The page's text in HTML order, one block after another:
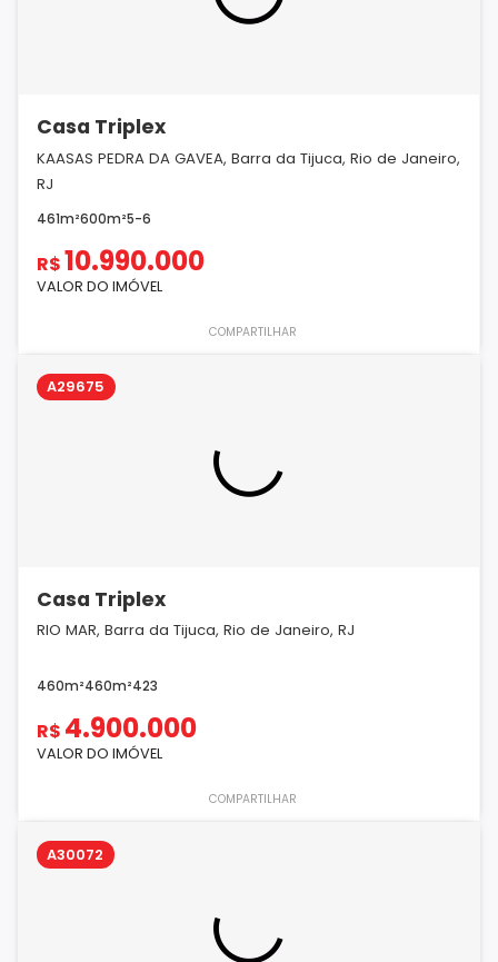
Casa Triplex
KAASAS PEDRA DA GAVEA, Barra da Tijuca, Rio de Janeiro,
RJ
461m²600m²5-6
R$10.990.000
VALOR DO IMÓVEL
COMPARTILHAR
A29675
Casa Triplex
RIO MAR, Barra da Tijuca, Rio de Janeiro, RJ
460m²460m²423
R$ 4.900.000
VALOR DO IMÓVEL
COMPARTILHAR
A30072